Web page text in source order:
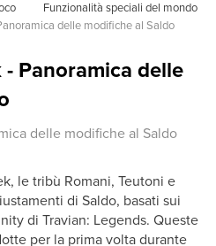
Funzionalità speciali del mondo
delle modifiche al Saldo
Panoramica delle
delle modifiche al Saldo
le tribù Romani, Teutoni e
di Saldo, basati sui
di Travian: Legends. Queste
per la prima volta durante